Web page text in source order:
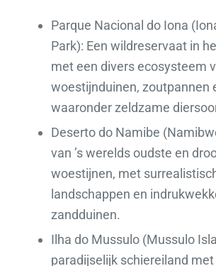
Parque Nacional do Iona
Park): Een wildreservaat in
met een divers ecosysteem
woestijnduinen, zoutpannen
waaronder zeldzame
Deserto do Namibe
van ’s werelds oudste en
woestijnen, met
landschappen en
zandduinen.
Ilha do Mussulo (Mussulo
paradijselijk schiereiland